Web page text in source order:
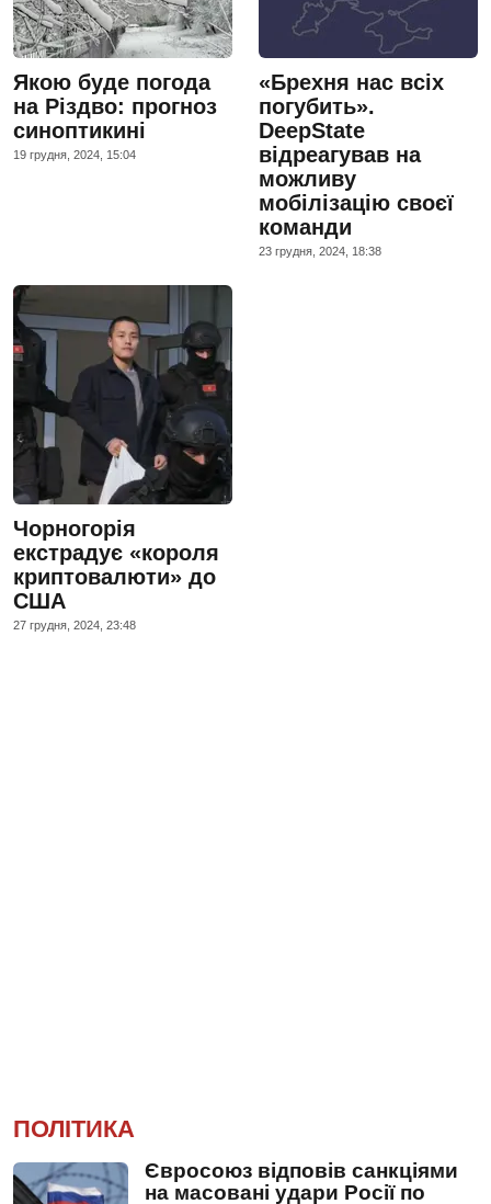
Якою буде погода
на Різдво: прогноз
синоптикині
19 грудня, 2024, 15:04
«Брехня нас всіх
погубить».
DeepState
відреагував на
можливу
мобілізацію своєї
команди
23 грудня, 2024, 18:38
Чорногорія
екстрадує «короля
криптовалюти» до
США
27 грудня, 2024, 23:48
ПОЛІТИКА
Євросоюз відповів санкціями
на масовані удари Росії по